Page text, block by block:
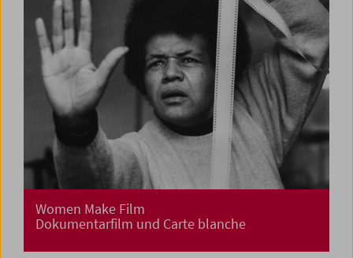
Women Make Film
Dokumentarfilm und Carte blanche